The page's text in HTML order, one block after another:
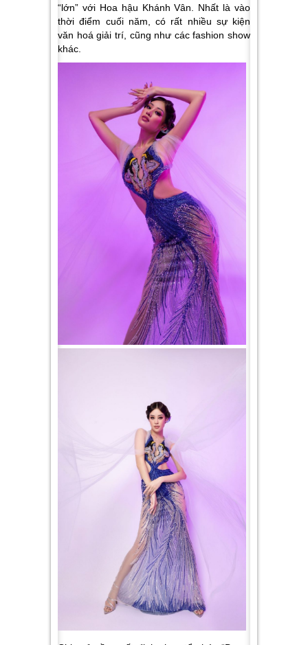
“lớn” với Hoa hậu Khánh Vân. Nhất là vào
thời điểm cuối năm, có rất nhiều sự kiện
văn hoá giải trí, cũng như các fashion show
khác.